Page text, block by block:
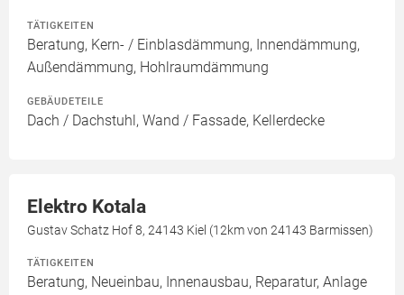
TÄTIGKEITEN
Beratung, Kern- / Einblasdämmung, Innendämmung,
Außendämmung, Hohlraumdämmung
GEBÄUDETEILE
Dach / Dachstuhl, Wand / Fassade, Kellerdecke
Elektro Kotala
Gustav Schatz Hof 8, 24143 Kiel (12km von 24143 Barmissen)
TÄTIGKEITEN
Beratung, Neueinbau, Innenausbau, Reparatur, Anlage